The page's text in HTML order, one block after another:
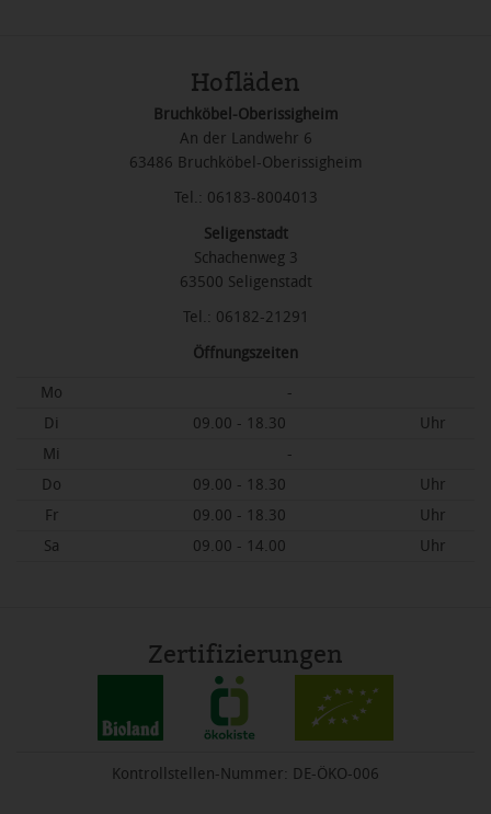
Hofläden
Bruchköbel-Oberissigheim
An der Landwehr 6
63486 Bruchköbel-Oberissigheim
Tel.: 06183-8004013
Seligenstadt
Schachenweg 3
63500 Seligenstadt
Tel.: 06182-21291
Öffnungszeiten
Mo
-
Di
09.00 - 18.30
Uhr
Mi
-
Do
09.00 - 18.30
Uhr
Fr
09.00 - 18.30
Uhr
Sa
09.00 - 14.00 Uhr
Zertifizierungen
Kontrollstellen-Nummer: DE-ÖKO-006